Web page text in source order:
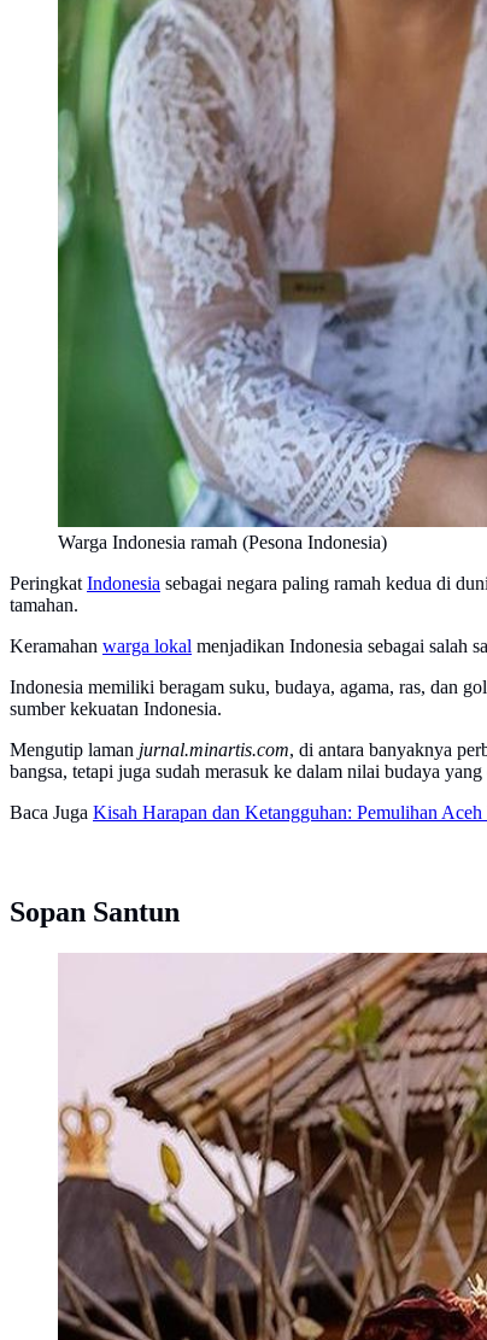
Warga Indonesia ramah (Pesona Indonesia)
Peringkat Indonesia sebagai negara paling ramah kedua di
tamahan.
Keramahan warga lokal menjadikan Indonesia sebagai salah
Indonesia memiliki beragam suku, budaya, agama, ras, dan
sumber kekuatan Indonesia.
Mengutip laman jurnal.minartis.com, di antara banyaknya
bangsa, tetapi juga sudah merasuk ke dalam nilai budaya
Baca Juga Kisah Harapan dan Ketangguhan: Pemulihan
Sopan Santun